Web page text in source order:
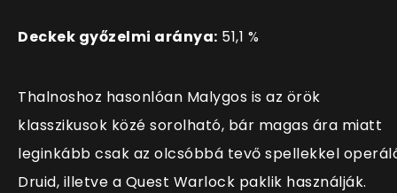
Deckek győzelmi aránya: 51,1 %
Thalnoshoz hasonlóan Malygos is az örök
klasszikusok közé sorolható, bár magas ára miatt
leginkább csak az olcsóbbá tevő spellekkel
Druid, illetve a Quest Warlock paklik használják.